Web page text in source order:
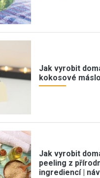
Jak vyrobit
kokosové
Jak vyrobit
peeling z
ingrediencí |